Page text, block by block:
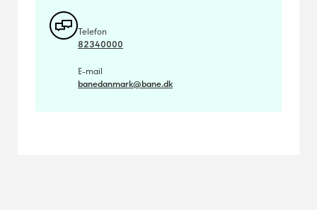
Telefon
82340000
E-mail
banedanmark@bane.dk